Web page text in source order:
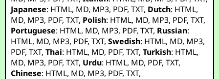
Japanese: HTML, MD, MP3, PDF,TXT, Dutch: HTML,
MD, MP3, PDF,TXT, Polish: HTML, MD, MP3, PDF,TXT,
Portuguese: HTML, MD, MP3, PDF,TXT, Russian:
HTML, MD, MP3, PDF,TXT,Swedish: HTML, MD, MP3,
PDF,TXT,Thai: HTML, MD, PDF,TXT,Turkish: HTML,
MD, MP3, PDF,TXT, Urdu: HTML, MD, PDF,TXT,
Chinese: HTML, MD, MP3, PDF,TXT,